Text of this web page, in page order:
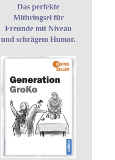
Das perfekte
Mitbringsel für
Freunde mit Niveau
und schrägem Humor.